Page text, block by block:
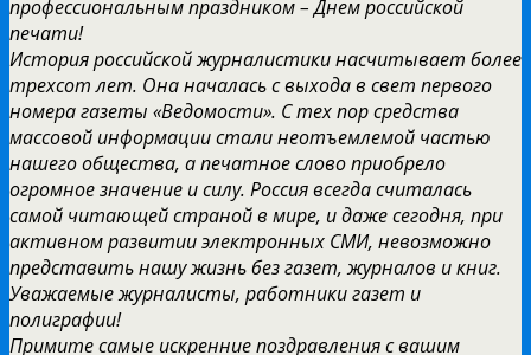
профессиональным праздником – Днем российской
печати!
История российской журналистики насчитывает более
трехсот лет. Она началась с выхода в свет первого
номера газеты «Ведомости». С тех пор средства
массовой информации стали неотъемлемой частью
нашего общества, а печатное слово приобрело
огромное значение и силу. Россия всегда считалась
самой читающей страной в мире, и даже сегодня, при
активном развитии электронных СМИ, невозможно
представить нашу жизнь без газет, журналов и книг.
Уважаемые журналисты, работники газет и
полиграфии!
Примите самые искренние поздравления с вашим